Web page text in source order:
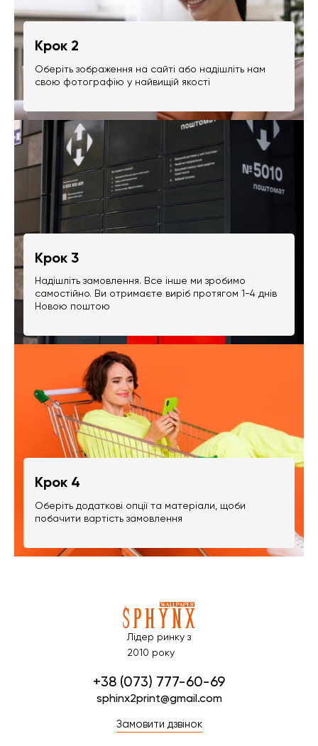
Крок 2
Оберіть зображення на сайті або надішліть нам
свою фотографію у найвищій якості
Крок 3
Надішліть замовлення. Все інше ми зробимо
самостійно. Ви отримаєте виріб протягом 1-4 днів
Новою поштою
Крок 4
Оберіть додаткові опції та матеріали, щоби
побачити вартість замовлення
Лідер ринку з
2010 року
+38 (073) 777-60-69
sphinx2print@gmail.com
Замовити дзвінок